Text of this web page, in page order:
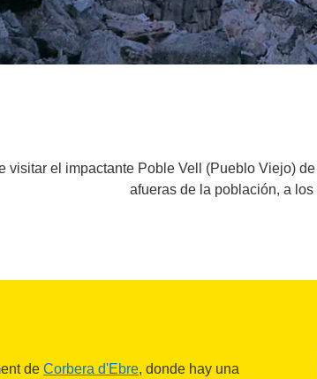
visitar el impactante Poble Vell (Pueblo Viejo)
afueras de la población, a
de Corbera d'Ebre, donde hay una